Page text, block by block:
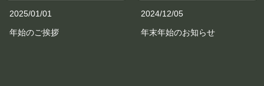
2025/01/01
年始のご挨拶
2024/12/05
年末年始のお知らせ